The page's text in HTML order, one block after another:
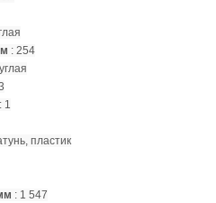
: 254
: 1
пластик
: 1 547